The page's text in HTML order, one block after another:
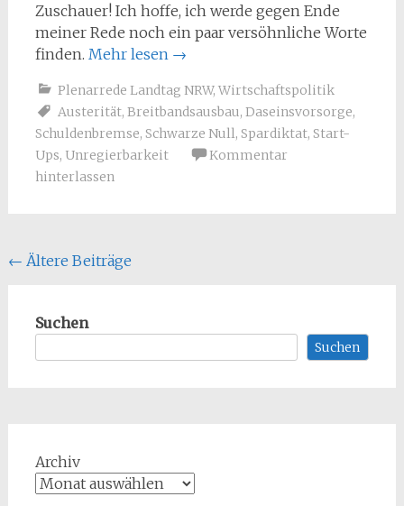
Zuschauer! Ich hoffe, ich werde gegen Ende
meiner Rede noch ein paar versöhnliche Worte
finden. Mehr lesen →
Plenarrede Landtag NRW, Wirtschaftspolitik
Austerität, Breitbandsausbau, Daseinsvorsorge,
Schuldenbremse, Schwarze Null, Spardiktat, Start-
Ups, Unregierbarkeit
Kommentar
hinterlassen
Beitragsnavigation
← Ältere Beiträge
Suchen
Suchen
Archiv